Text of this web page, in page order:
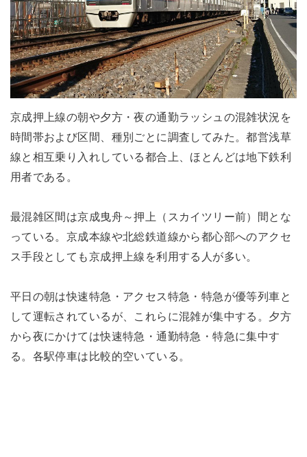
京成押上線の朝や夕方・夜の通勤ラッシュの混雑状況を
時間帯および区間、種別ごとに調査してみた。都営浅草
線と相互乗り入れしている都合上、ほとんどは地下鉄利
用者である。
最混雑区間は京成曳舟～押上（スカイツリー前）間とな
っている。京成本線や北総鉄道線から都心部へのアクセ
ス手段としても京成押上線を利用する人が多い。
平日の朝は快速特急・アクセス特急・特急が優等列車と
して運転されているが、これらに混雑が集中する。夕方
から夜にかけては快速特急・通勤特急・特急に集中す
る。各駅停車は比較的空いている。